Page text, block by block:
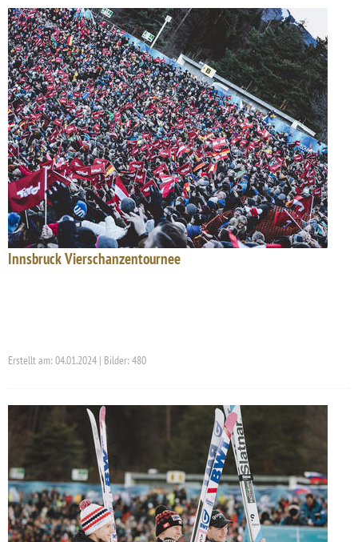
Innsbruck Vierschanzentournee
Erstellt am: 04.01.2024 | Bilder: 480